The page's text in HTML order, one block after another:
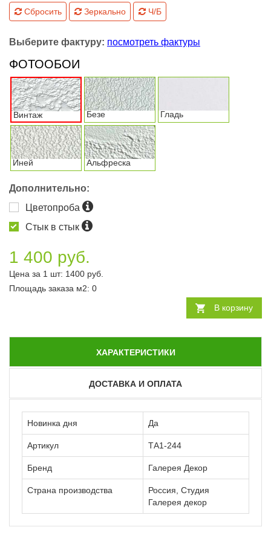
Сбросить Зеркально Ч/Б
Выберите фактуру: посмотреть фактуры
ФОТООБОИ
Винтаж Безе Гладь
Иней Альфреска
Дополнительно:
Цветопроба
Стык в стык
1 400 руб.
Цена за 1 шт: 1400 руб.
Площадь заказа м2: 0
В корзину
ХАРАКТЕРИСТИКИ
ДОСТАВКА И ОПЛАТА
Новинка дня Да
Артикул ТА1-244
Бренд Галерея Декор
Страна производства
Россия, Студия
Галерея декор